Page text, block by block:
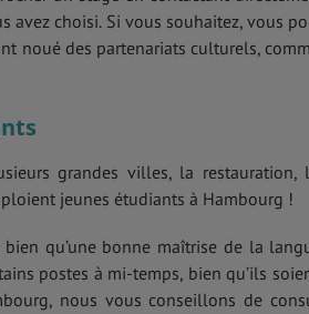
avez choisi. Si vous souhaitez, vous
noué des partenariats culturels,
grandes villes, la
jeunes étudiants à Hambourg !
bien qu’une bonne maîtrise de la
postes à mi-temps, bien qu’ils
nous vous conseillons de